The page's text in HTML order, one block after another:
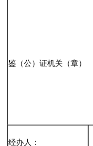
鉴（公）证机关（章）
经办人：